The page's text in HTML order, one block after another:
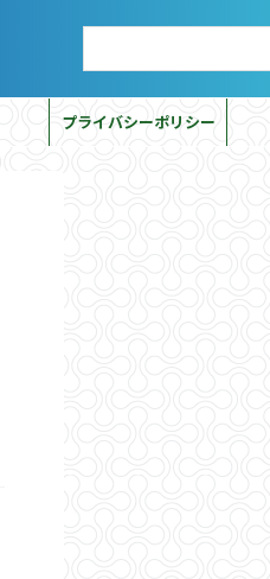
プライバシーポリシー